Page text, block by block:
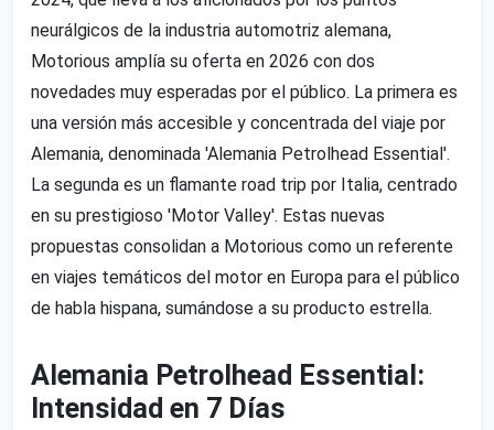
neurálgicos de la industria automotriz alemana,
Motorious amplía su oferta en 2026 con dos
novedades muy esperadas por el público. La primera es
una versión más accesible y concentrada del viaje por
Alemania, denominada 'Alemania Petrolhead Essential'.
La segunda es un flamante road trip por Italia, centrado
en su prestigioso 'Motor Valley'. Estas nuevas
propuestas consolidan a Motorious como un referente
en viajes temáticos del motor en Europa para el público
de habla hispana, sumándose a su producto estrella.
Alemania Petrolhead Essential:
Intensidad en 7 Días